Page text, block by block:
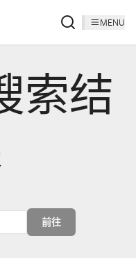
MENU
索结
前往